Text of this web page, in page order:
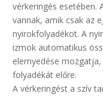
vérkeringés esetében.
vannak, amik csak az
nyirokfolyadékot. A
izmok automatikus
elernyedése
folyadékát előre.
A vérkeringést a szív